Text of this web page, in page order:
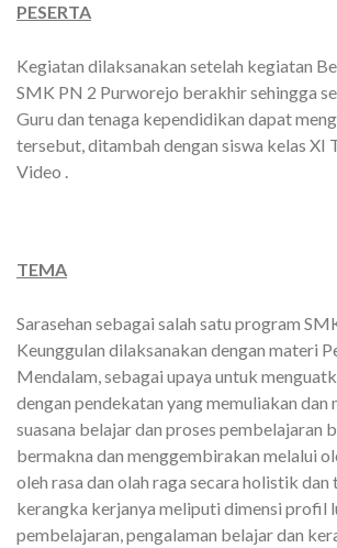
PESERTA
Kegiatan dilaksanakan setelah kegiatan
SMK PN 2 Purworejo berakhir sehingga
Guru dan tenaga kependidikan dapat
tersebut, ditambah dengan siswa kelas XI
Video .
TEMA
Sarasehan sebagai salah satu program
Keunggulan dilaksanakan dengan materi
Mendalam, sebagai upaya untuk
dengan pendekatan yang memuliakan dan
suasana belajar dan proses pembelajaran
bermakna dan menggembirakan melalui
oleh rasa dan olah raga secara holistik dan
kerangka kerjanya meliputi dimensi profil
pembelajaran, pengalaman belajar dan